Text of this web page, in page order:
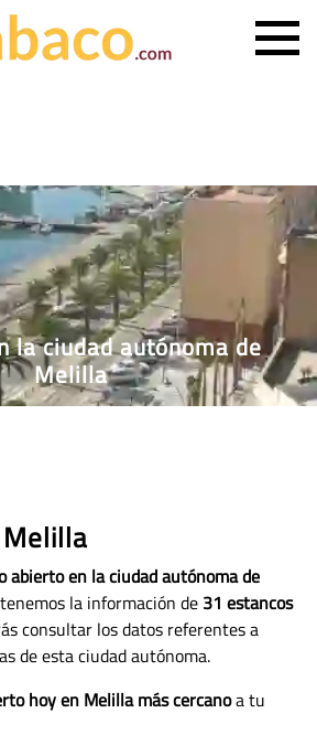
la ciudad autónoma de
Melilla
abierto en la ciudad autónoma de
la información de 31 estancos
consultar los datos referentes a
de esta ciudad autónoma.
hoy en Melilla más cercanoa tu